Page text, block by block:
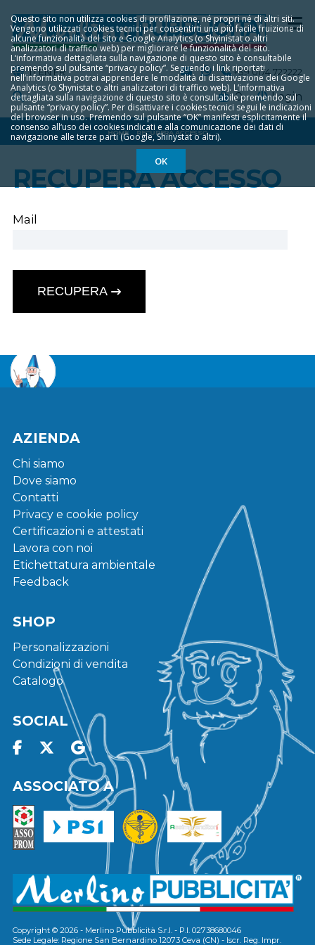
Questo sito non utilizza cookies di profilazione, né propri né di altri siti.
Vengono utilizzati cookies tecnici per consentirti una più facile fruizione di
alcune funzionalità del sito e Google Analytics (o Shyinistat o altri
analizzatori di traffico web) per migliorare le funzionalità del sito.
L‘informativa dettagliata sulla navigazione di questo sito è consultabile
premendo sul pulsante “privacy policy”. Seguendo i link riportati
nell‘informativa potrai apprendere le modalità di disattivazione dei Google
Analytics (o Shynistat o altri analizzatori di traffico web). L‘informativa
dettagliata sulla navigazione di questo sito è consultabile premendo sul
pulsante “privacy policy”. Per disattivare i cookies tecnici segui le indicazioni
del browser in uso. Premendo sul pulsante “OK” manifesti esplicitamente il
consenso all‘uso dei cookies indicati e alla comunicazione dei dati di
navigazione alle terze parti (Google, Shinystat o altri).
OK
IT EN FR +39 0174 722222
Login
0
HOME RECUPERA ACCESSO
RECUPERA ACCESSO
Mail
RECUPERA
AZIENDA
Chi siamo
Dove siamo
Contatti
Privacy e cookie policy
Certificazioni e attestati
Lavora con noi
Etichettatura ambientale
Feedback
SHOP
Personalizzazioni
Condizioni di vendita
Catalogo
SOCIAL
ASSOCIATO A
Copyright © 2026 - Merlino Pubblicità S.r.l. - P.I. 02738680046
Sede Legale: Regione San Bernardino 12073 Ceva (CN) - Iscr. Reg. Impr.